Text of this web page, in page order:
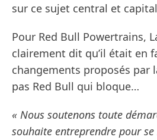
sur ce sujet central et
Pour Red Bull Powertrains,
clairement dit qu’il était en
changements proposés par
pas Red Bull qui bloque…
« Nous soutenons toute
souhaite entreprendre pour